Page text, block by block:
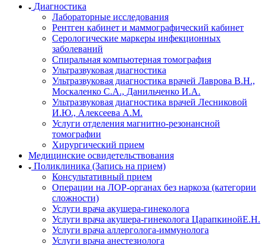
Диагностика
Лабораторные исследования
Рентген кабинет и маммографический кабинет
Серологические маркеры инфекционных
заболеваний
Спиральная компьютерная томография
Ультразвуковая диагностика
Ультразвуковая диагностика врачей Лаврова В.Н.,
Москаленко С.А., Данильченко И.А.
Ультразвуковая диагностика врачей Лесниковой
И.Ю., Алексеева А.М.
Услуги отделения магнитно-резонансной
томографии
Хирургический прием
Медицинские освидетельствования
Поликлиника (Запись на прием)
Консультативный прием
Операции на ЛОР-органах без наркоза (категории
сложности)
Услуги врача акушера-гинеколога
Услуги врача акушера-гинеколога ЦарапкинойЕ.Н.
Услуги врача аллерголога-иммунолога
Услуги врача анестезиолога